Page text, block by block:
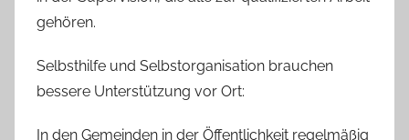
gehören.
Selbsthilfe und Selbstorganisation brauchen
bessere Unterstützung vor Ort:
In den Gemeinden in der Öffentlichkeit regelmäßig